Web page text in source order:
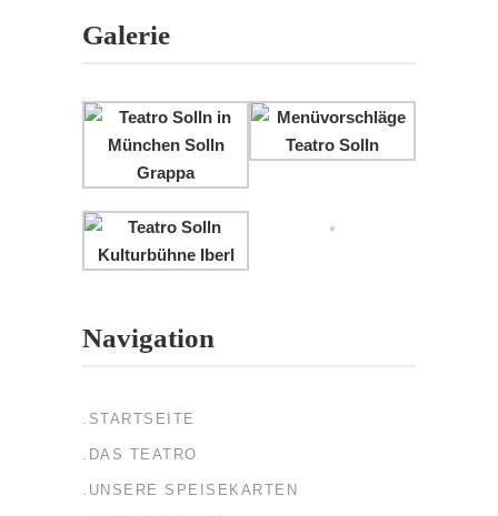
Galerie
Navigation
.STARTSEITE
.DAS TEATRO
.UNSERE SPEISEKARTEN